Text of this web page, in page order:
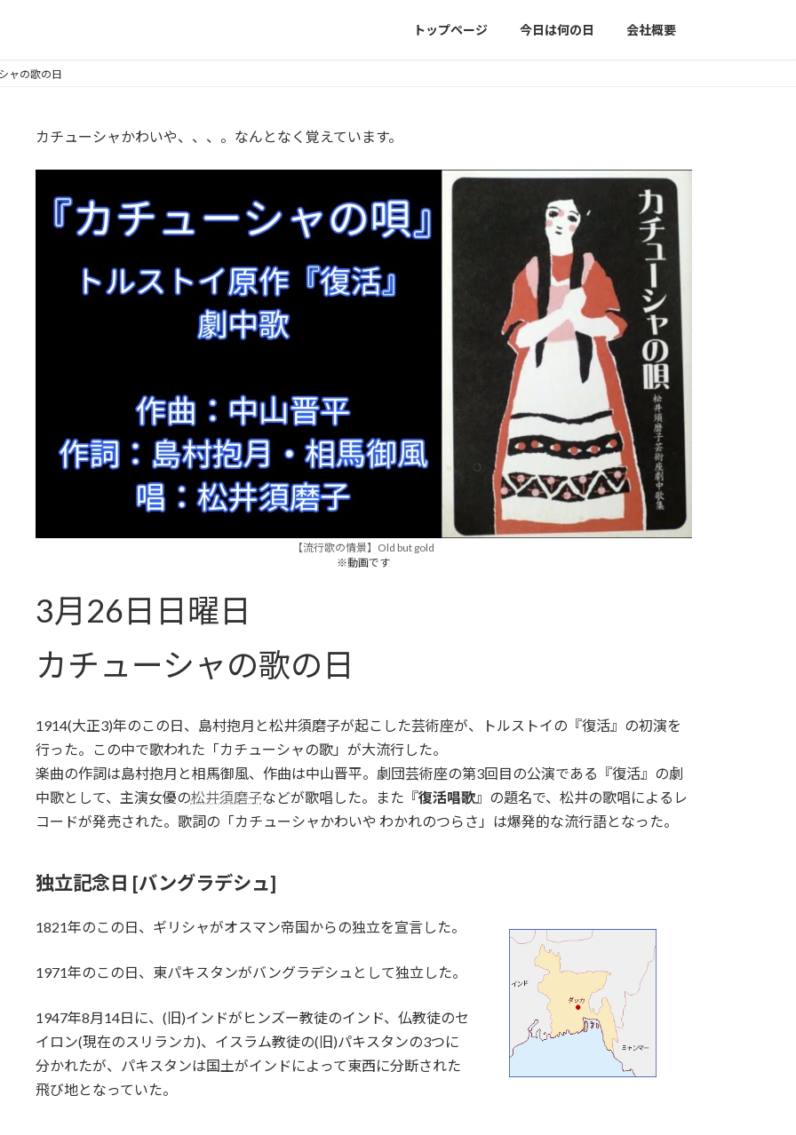
トップページ 今日は何の日 会社概要
ャの歌の日
カチューシャかわいや、、、。なんとなく覚えています。
【流行歌の情景】Old but gold
※動画です
3月26日日曜日
カチューシャの歌の日
1914(大正3)年のこの日、島村抱月と松井須磨子が起こした芸術座が、トルストイの『復活』の初演を
行った。この中で歌われた「カチューシャの歌」が大流行した。
楽曲の作詞は島村抱月と相馬御風、作曲は中山晋平。劇団芸術座の第3回目の公演である『復活』の劇
中歌として、主演女優の松井須磨子などが歌唱した。また『復活唱歌』の題名で、松井の歌唱によるレ
コードが発売された。歌詞の「カチューシャかわいや わかれのつらさ」は爆発的な流行語となった。
独立記念日 [バングラデシュ]
1821年のこの日、ギリシャがオスマン帝国からの独立を宣言した。
1971年のこの日、東パキスタンがバングラデシュとして独立した。
1947年8月14日に、(旧)インドがヒンズー教徒のインド、仏教徒のセ
イロン(現在のスリランカ)、イスラム教徒の(旧)パキスタンの3つに
分かれたが、パキスタンは国土がインドによって東西に分断された
飛び地となっていた。